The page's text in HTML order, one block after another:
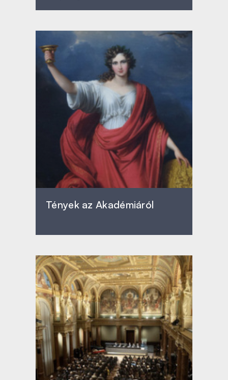
Tények az Akadémiáról